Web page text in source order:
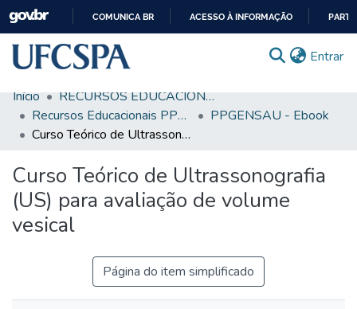
CONTEÚDO
COMUNICA BR ACESSO À INFORMAÇÃO
Entrar
Comunidades & Coleções
Busca Facetada
Estatísticas
Autoarquivamento
Sobre o RI-UFCSPA
Ajuda
Início
RECURSOS EDUCACIONAIS
Recursos Educacionais PPGENSAU
PPGENSAU - Ebook
Curso Teórico de Ultrassonografia (US) para avaliação de volume vesical
Curso Teórico de Ultrassonografia
(US) para avaliação de volume
vesical
Página do item simplificado